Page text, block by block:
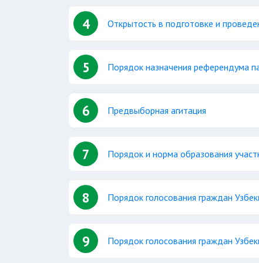
4 Открытость в подготовке и
5 Порядок назначения референдума
6 Предвыборная агитация
7 Порядок и норма образования
8 Порядок голосования граждан
9 Порядок голосования граждан